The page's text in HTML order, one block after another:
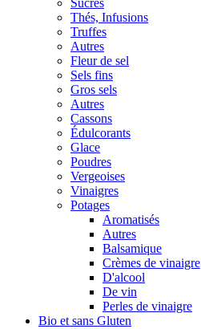
Sucres
Thés, Infusions
Truffes
Autres
Fleur de sel
Sels fins
Gros sels
Autres
Cassons
Édulcorants
Glace
Poudres
Vergeoises
Vinaigres
Potages
Aromatisés
Autres
Balsamique
Crèmes de vinaigre
D'alcool
De vin
Perles de vinaigre
Bio et sans Gluten